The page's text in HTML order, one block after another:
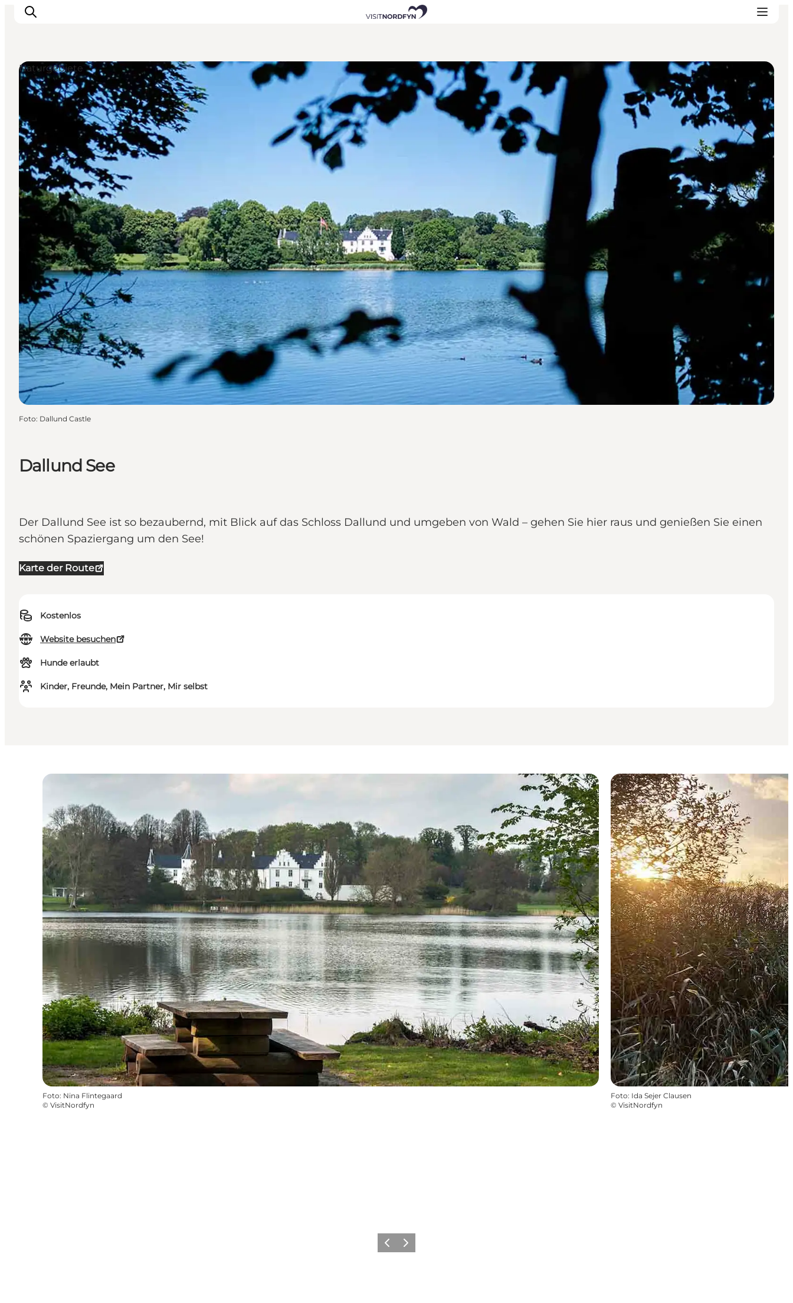
Erleben
Eventkalender
Essen und Trinken
Unterkünfte
Erlebnisbuchung
Für Kinder
Dallund See
Der Dallund See ist so bezaubernd, mit Blick auf das Schloss Dallund und umgeben von Wald – gehen Sie hier raus und genießen Sie einen
schönen Spaziergang um den See!
Karte der Route
Kostenlos
Website besuchen
Hunde erlaubt
Kinder, Freunde, Mein Partner, Mir selbst
Naturgebiete
Foto: Dallund Castle
Foto: Nina Flintegaard
© VisitNordfyn
Foto: Ida Sejer Clausen
© VisitNordfyn
Vorherige Folie
Nächste Folie